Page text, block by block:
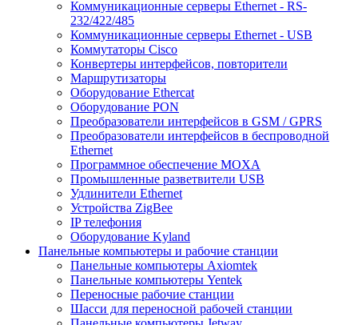
Коммуникационные серверы Ethernet - RS-
232/422/485
Коммуникационные серверы Ethernet - USB
Коммутаторы Cisco
Конвертеры интерфейсов, повторители
Маршрутизаторы
Оборудование Ethercat
Оборудование PON
Преобразователи интерфейсов в GSM / GPRS
Преобразователи интерфейсов в беспроводной
Ethernet
Программное обеспечение MOXA
Промышленные разветвители USB
Удлинители Ethernet
Устройства ZigBee
IP телефония
Оборудование Kyland
Панельные компьютеры и рабочие станции
Панельные компьютеры Axiomtek
Панельные компьютеры Yentek
Переносные рабочие станции
Шасси для переносной рабочей станции